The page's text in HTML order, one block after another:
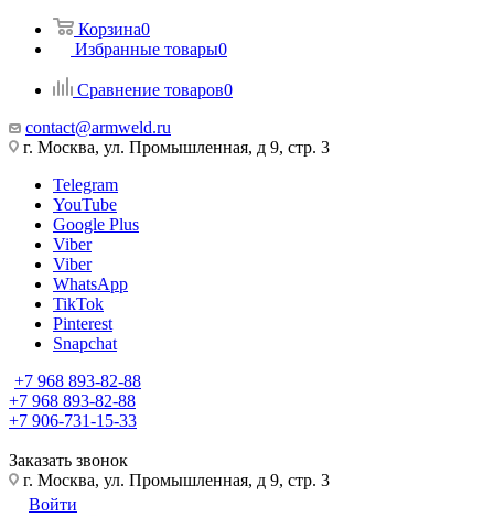
Корзина0
Избранные товары0
Сравнение товаров0
contact@armweld.ru
г. Москва, ул. Промышленная, д 9, стр. 3
Telegram
YouTube
Google Plus
Viber
Viber
WhatsApp
TikTok
Pinterest
Snapchat
+7 968 893-82-88
+7 968 893-82-88
+7 906-731-15-33
Заказать звонок
г. Москва, ул. Промышленная, д 9, стр. 3
Войти